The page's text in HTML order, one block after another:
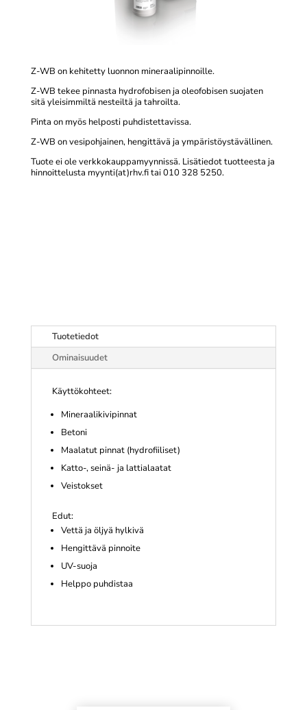
Z-WB on kehitetty luonnon mineraalipinnoille.
Z-WB tekee pinnasta hydrofobisen ja oleofobisen suojaten
sitä yleisimmiltä nesteiltä ja tahroilta.
Pinta on myös helposti puhdistettavissa.
Z-WB on vesipohjainen, hengittävä ja ympäristöystävällinen.
Tuote ei ole verkkokauppamyynnissä. Lisätiedot tuotteesta ja
hinnoittelusta myynti(at)rhv.fi tai 010 328 5250.
Tuotetiedot
Ominaisuudet
Käyttökohteet:
Mineraalikivipinnat
Betoni
Maalatut pinnat (hydrofiiliset)
Katto-, seinä- ja lattialaatat
Veistokset
Edut:
Vettä ja öljyä hylkivä
Hengittävä pinnoite
UV-suoja
Helppo puhdistaa